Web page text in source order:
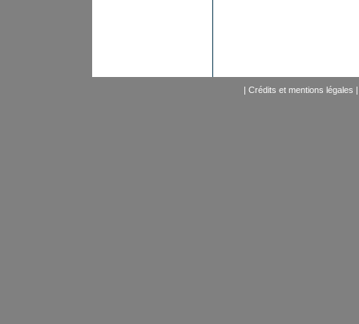
| Crédits et mentions légales